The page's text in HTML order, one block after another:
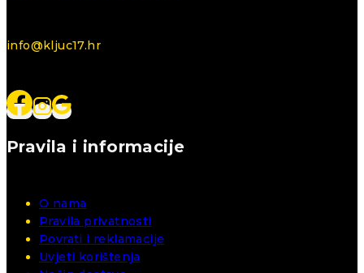
info@kljuc17.hr
Pravila i informacije
O nama
Pravila privatnosti
Povrati i reklamacije
Uvjeti korištenja